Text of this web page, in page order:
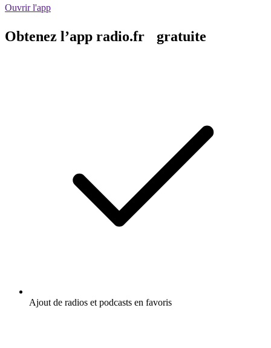
Ouvrir l'app
Obtenez l’app radio.fr gratuite
Ajout de radios et podcasts en favoris